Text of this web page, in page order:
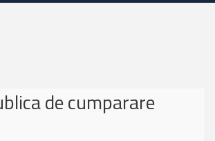
de cumparare